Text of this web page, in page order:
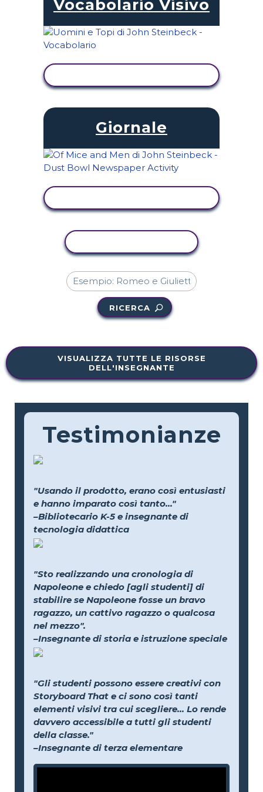
Vocabolario Visivo
Giornale
RICERCA
VISUALIZZA TUTTE LE RISORSE
DELL'INSEGNANTE
Testimonianze
"Usando il prodotto, erano così entusiasti
e hanno imparato così tanto..."
–Bibliotecario K-5 e insegnante di
tecnologia didattica
"Sto realizzando una cronologia di
Napoleone e chiedo [agli studenti] di
stabilire se Napoleone fosse un bravo
ragazzo, un cattivo ragazzo o qualcosa
nel mezzo".
–Insegnante di storia e istruzione speciale
"Gli studenti possono essere creativi con
Storyboard That e ci sono così tanti
elementi visivi tra cui scegliere... Lo rende
davvero accessibile a tutti gli studenti
della classe."
–Insegnante di terza elementare